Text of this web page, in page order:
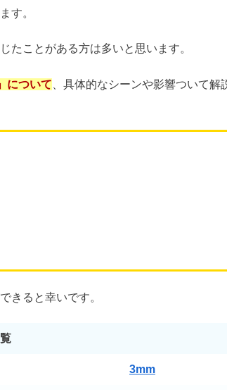
について、具体的なシーンや影響ついて解説